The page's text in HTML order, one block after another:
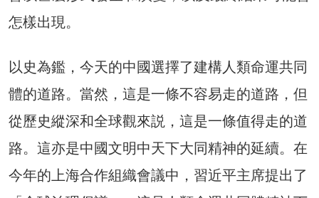
怎樣出現。
以史為鑑，今天的中國選擇了建構人類命運共同
體的道路。當然，這是一條不容易走的道路，但
從歷史縱深和全球觀來説，這是一條值得走的道
路。這亦是中國文明中天下大同精神的延續。在
今年的上海合作組織會議中，習近平主席提出了